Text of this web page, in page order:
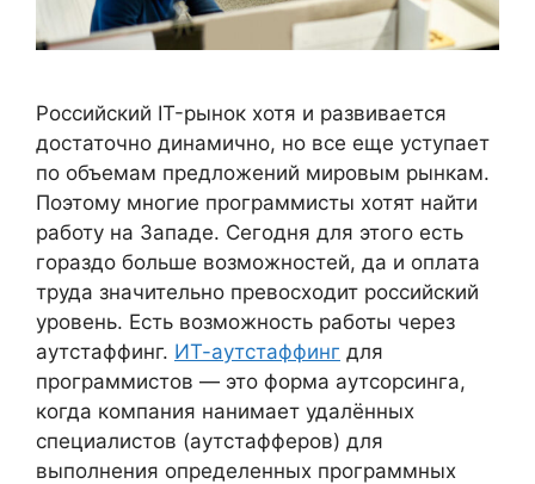
Российский IT-рынок хотя и развивается
достаточно динамично, но все еще уступает
по объемам предложений мировым рынкам.
Поэтому многие программисты хотят найти
работу на Западе. Сегодня для этого есть
гораздо больше возможностей, да и оплата
труда значительно превосходит российский
уровень. Есть возможность работы через
аутстаффинг. ИТ-аутстаффинг для
программистов — это форма аутсорсинга,
когда компания нанимает удалённых
специалистов (аутстафферов) для
выполнения определенных программных